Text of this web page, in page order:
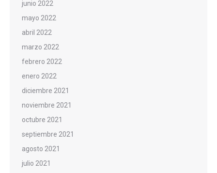
junio 2022
mayo 2022
abril 2022
marzo 2022
febrero 2022
enero 2022
diciembre 2021
noviembre 2021
octubre 2021
septiembre 2021
agosto 2021
julio 2021